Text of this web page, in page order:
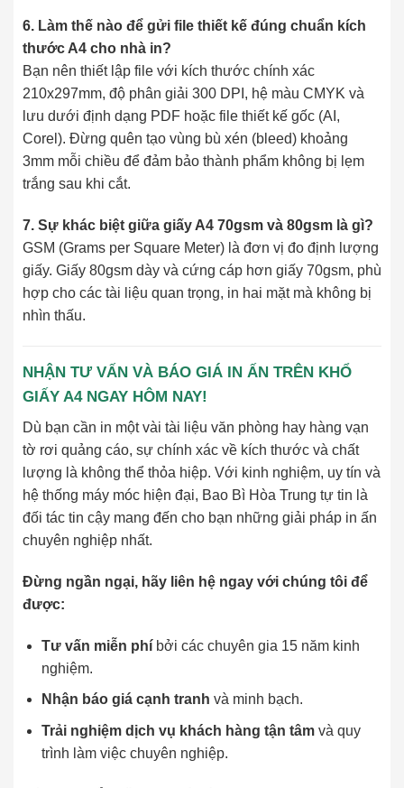
6. Làm thế nào để gửi file thiết kế đúng chuẩn kích
thước A4 cho nhà in?
Bạn nên thiết lập file với kích thước chính xác
210x297mm, độ phân giải 300 DPI, hệ màu CMYK và
lưu dưới định dạng PDF hoặc file thiết kế gốc (AI,
Corel). Đừng quên tạo vùng bù xén (bleed) khoảng
3mm mỗi chiều để đảm bảo thành phẩm không bị lẹm
trắng sau khi cắt.
7. Sự khác biệt giữa giấy A4 70gsm và 80gsm là gì?
GSM (Grams per Square Meter) là đơn vị đo định lượng
giấy. Giấy 80gsm dày và cứng cáp hơn giấy 70gsm, phù
hợp cho các tài liệu quan trọng, in hai mặt mà không bị
nhìn thấu.
NHẬN TƯ VẤN VÀ BÁO GIÁ IN ẤN TRÊN KHỔ
GIẤY A4 NGAY HÔM NAY!
Dù bạn cần in một vài tài liệu văn phòng hay hàng vạn
tờ rơi quảng cáo, sự chính xác về kích thước và chất
lượng là không thể thỏa hiệp. Với kinh nghiệm, uy tín và
hệ thống máy móc hiện đại, Bao Bì Hòa Trung tự tin là
đối tác tin cậy mang đến cho bạn những giải pháp in ấn
chuyên nghiệp nhất.
Đừng ngần ngại, hãy liên hệ ngay với chúng tôi để
được:
Tư vấn miễn phíbởi các chuyên gia 15 năm kinh
nghiệm.
Nhận báo giá cạnh tranh và minh bạch.
Trải nghiệm dịch vụ khách hàng tận tâmvà quy
trình làm việc chuyên nghiệp.